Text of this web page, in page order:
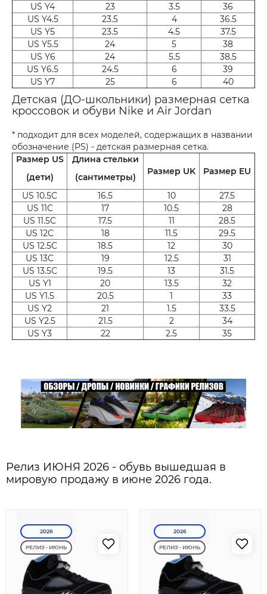
US Y4 23 3.5
36
US Y4.5
23.5 4
36.5
US Y5
23.5 4.5
37.5
US Y5.5
24 5
38
US Y6
24 5.5
38.5
US Y6.5
24.5 6
39
US Y7
25 6 40
Детская (ДО-школьники) размерная сетка
кроссовок и обуви Nike и Air Jordan
* подходит для всех моделей, содержащих в названии
обозначение (PS) - детская размерная сетка.
Размер US
(дети)
Длина стельки
(сантиметры)
Размер UK Размер EU
US 10.5C 16.5 10
27.5
US 11C
17 10.5
28
US 11.5C
17.5 11
28.5
US 12C
18 11.5
29.5
US 12.5C
18.5 12
30
US 13C
19 12.5
31
US 13.5C
19.5 13
31.5
US Y1
20 13.5
32
US Y1.5
20.5 1
33
US Y2
21 1.5
33.5
US Y2.5
21.5 2
34
US Y3
22 2.5 35
Релиз ИЮНЯ 2026 - обувь вышедшая в
мировую продажу в июне 2026 года.
2026
РЕЛИЗ - ИЮНЬ
2026
РЕЛИЗ - ИЮНЬ